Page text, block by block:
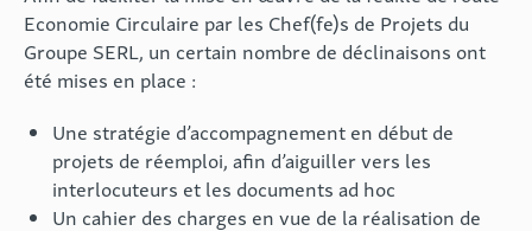
Economie Circulaire par les Chef(fe)s de Projets du
Groupe SERL, un certain nombre de déclinaisons ont
été mises en place :
Une stratégie d’accompagnement en début de
projets de réemploi, afin d’aiguiller vers les
interlocuteurs et les documents ad hoc
Un cahier des charges en vue de la réalisation de